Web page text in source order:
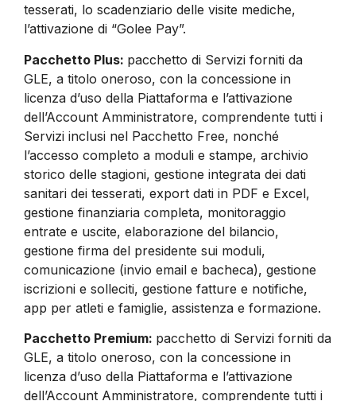
tesserati, lo scadenziario delle visite mediche,
l’attivazione di “Golee Pay”.
Pacchetto Plus: pacchetto di Servizi forniti da
GLE, a titolo oneroso, con la concessione in
licenza d’uso della Piattaforma e l’attivazione
dell’Account Amministratore, comprendente tutti i
Servizi inclusi nel Pacchetto Free, nonché
l’accesso completo a moduli e stampe, archivio
storico delle stagioni, gestione integrata dei dati
sanitari dei tesserati, export dati in PDF e Excel,
gestione finanziaria completa, monitoraggio
entrate e uscite, elaborazione del bilancio,
gestione firma del presidente sui moduli,
comunicazione (invio email e bacheca), gestione
iscrizioni e solleciti, gestione fatture e notifiche,
app per atleti e famiglie, assistenza e formazione.
Pacchetto Premium: pacchetto di Servizi forniti da
GLE, a titolo oneroso, con la concessione in
licenza d’uso della Piattaforma e l’attivazione
dell’Account Amministratore, comprendente tutti i